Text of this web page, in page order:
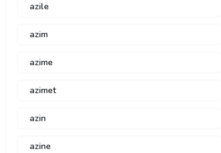
azile
azim
azime
azimet
azin
azine